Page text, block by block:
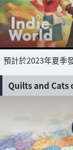
預計於2023年夏季
Quilts and Cats